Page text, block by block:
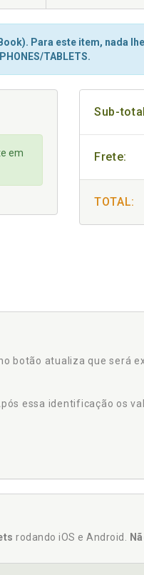
Para este item, nada
TABLETS.
em
Sub-
Frete:
TOTAL:
botão atualiza que será
essa identificação os
rodando iOS e Android.